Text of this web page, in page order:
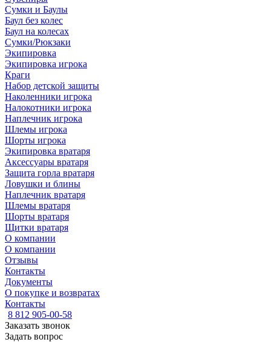
Сумки и Баулы
Баул без колес
Баул на колесах
Сумки/Рюкзаки
Экипировка
Экипировка игрока
Краги
Набор детской защиты
Наколенники игрока
Налокотники игрока
Наплечник игрока
Шлемы игрока
Шорты игрока
Экипировка вратаря
Аксессуары вратаря
Защита горла вратаря
Ловушки и блины
Наплечник вратаря
Шлемы вратаря
Шорты вратаря
Щитки вратаря
О компании
О компании
Отзывы
Контакты
Документы
О покупке и возвратах
Контакты
8 812 905-00-58
Заказать звонок
Задать вопрос